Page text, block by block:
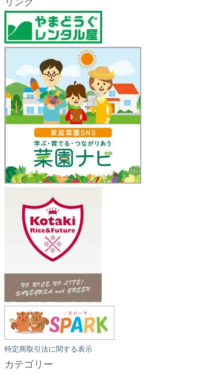
特定商取引法に関する表示
カテゴリー